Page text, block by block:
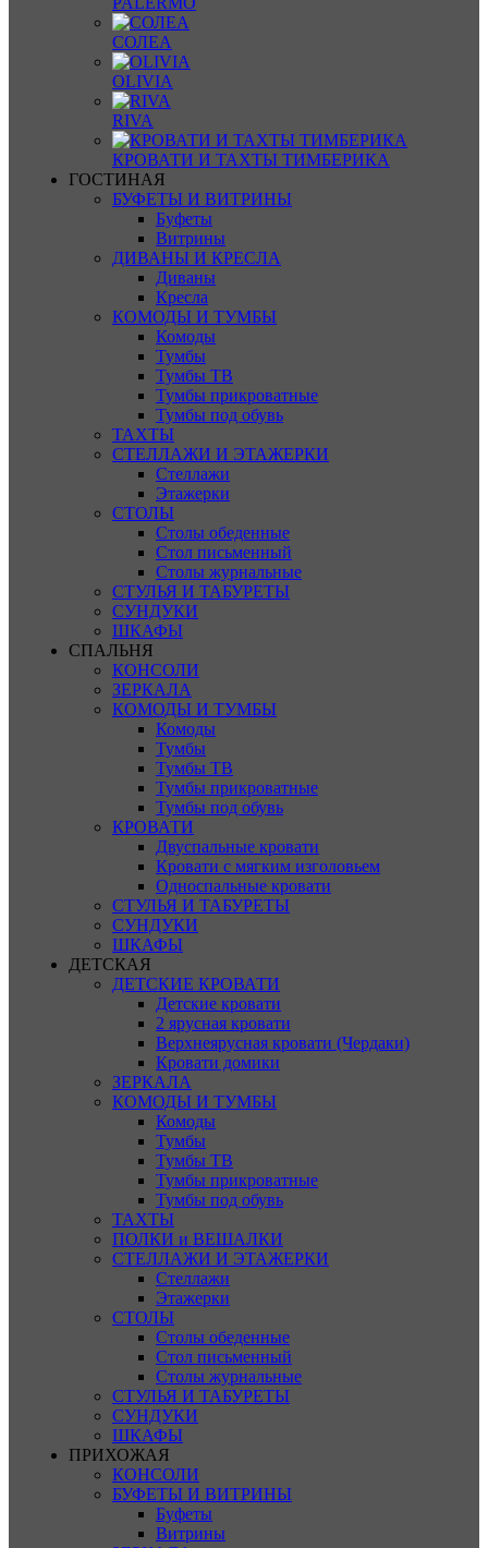
СОЛЕА
OLIVIA
RIVA
КРОВАТИ И ТАХТЫ ТИМБЕРИКА
ГОСТИНАЯ
БУФЕТЫ И ВИТРИНЫ
Буфеты
Витрины
ДИВАНЫ И КРЕСЛА
Диваны
Кресла
КОМОДЫ И ТУМБЫ
Комоды
Тумбы
Тумбы ТВ
Тумбы прикроватные
Тумбы под обувь
ТАХТЫ
СТЕЛЛАЖИ И ЭТАЖЕРКИ
Стеллажи
Этажерки
СТОЛЫ
Столы обеденные
Стол письменный
Столы журнальные
СТУЛЬЯ И ТАБУРЕТЫ
СУНДУКИ
ШКАФЫ
СПАЛЬНЯ
КОНСОЛИ
ЗЕРКАЛА
КОМОДЫ И ТУМБЫ
Комоды
Тумбы
Тумбы ТВ
Тумбы прикроватные
Тумбы под обувь
КРОВАТИ
Двуспальные кровати
Кровати с мягким изголовьем
Односпальные кровати
СТУЛЬЯ И ТАБУРЕТЫ
СУНДУКИ
ШКАФЫ
ДЕТСКАЯ
ДЕТСКИЕ КРОВАТИ
Детские кровати
2 ярусная кровати
Верхнеярусная кровати (Чердаки)
Кровати домики
ЗЕРКАЛА
КОМОДЫ И ТУМБЫ
Комоды
Тумбы
Тумбы ТВ
Тумбы прикроватные
Тумбы под обувь
ТАХТЫ
ПОЛКИ и ВЕШАЛКИ
СТЕЛЛАЖИ И ЭТАЖЕРКИ
Стеллажи
Этажерки
СТОЛЫ
Столы обеденные
Стол письменный
Столы журнальные
СТУЛЬЯ И ТАБУРЕТЫ
СУНДУКИ
ШКАФЫ
ПРИХОЖАЯ
КОНСОЛИ
БУФЕТЫ И ВИТРИНЫ
Буфеты
Витрины